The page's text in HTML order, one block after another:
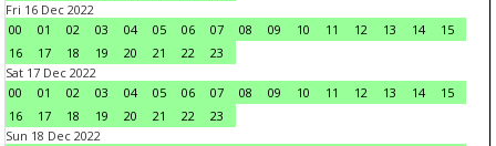
Fri 16 Dec 2022
00
01 02 03 04 05 06 07 08 09 10 11 12 13 14
15
16
17 18 19 20 21 22
23
Sat 17 Dec 2022
00
01 02 03 04 05 06 07 08 09 10 11 12 13 14
15
16
17 18 19 20 21 22
23
Sun 18 Dec 2022